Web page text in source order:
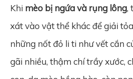
Khi mèo bị ngứa và rụng lông,
xát vào vật thể khác để giải
những nốt đỏ li ti như vết cắn
gãi nhiều, thậm chí trầy xước,